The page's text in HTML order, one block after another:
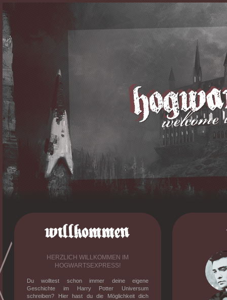
HERZLICH WILLKOMMEN IM
HOGWARTSEXPRESS!
Du wolltest schon immer deine eigene
Geschichte im Harry Potter Universum
schreiben? Hier hast du die Möglichkeit dich